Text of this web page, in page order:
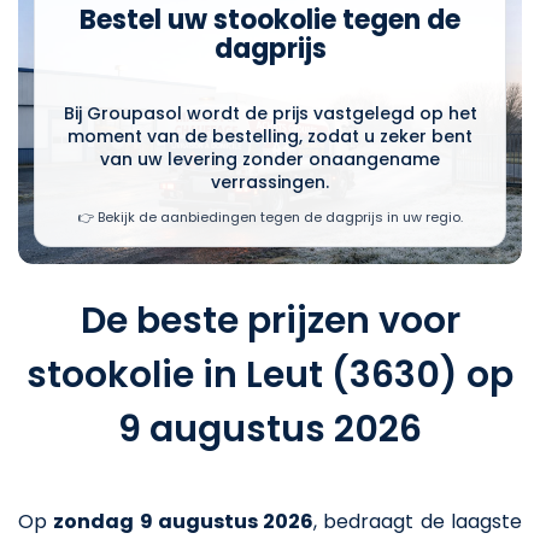
Bestel uw stookolie tegen de
dagprijs
Bij Groupasol wordt de prijs vastgelegd op het
moment van de bestelling, zodat u zeker bent
van uw levering zonder onaangename
verrassingen.
👉 Bekijk de aanbiedingen tegen de dagprijs in uw regio.
De beste prijzen voor
stookolie in Leut (3630) op
9 augustus 2026
Op zondag 9 augustus 2026, bedraagt de laagste